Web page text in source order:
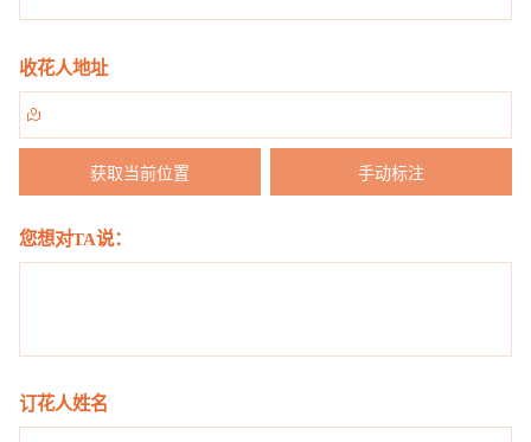
收花人地址

手动标注
获取当前位置
您想对TA说：
订花人姓名